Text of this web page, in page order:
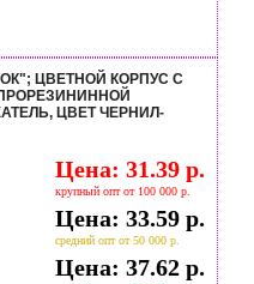
ЦВЕТНОЙ КОРПУС С
ЦВЕТ ЧЕРНИЛ-
Цена: 31.39 р.
крупный опт от 100 000 р.
Цена: 33.59 р.
средний опт от 50 000 р.
Цена: 37.62 р.